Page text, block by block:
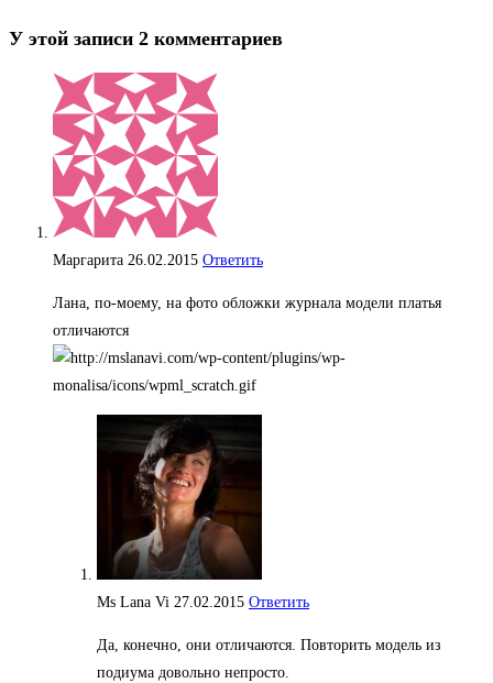
У этой записи 2 комментариев
Маргарита 26.02.2015 Ответить
Лана, по-моему, на фото обложки журнала модели платья
отличаются
Ms Lana Vi 27.02.2015 Ответить
Да, конечно, они отличаются. Повторить модель из
подиума довольно непросто.